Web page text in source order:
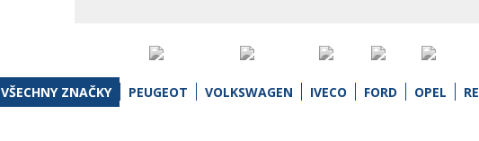
VŠECHNY ZNAČKY PEUGEOT VOLKSWAGEN IVECO FORD OPEL